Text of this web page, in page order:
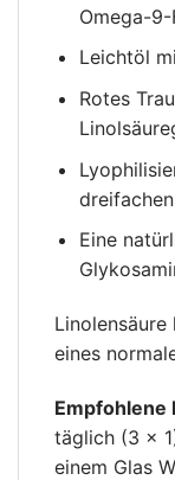
Omega-
Leichtöl
Rotes
Eine
eines
Empfohlene
täglich (3 ×
einem Glas